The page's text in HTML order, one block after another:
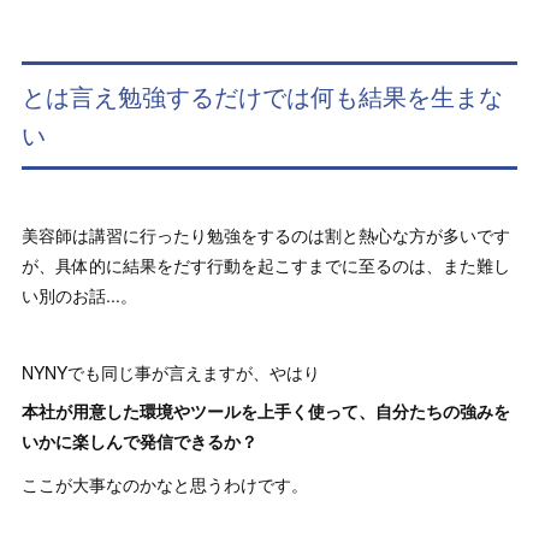
とは言え勉強するだけでは何も結果を生まな
い
美容師は講習に行ったり勉強をするのは割と熱心な方が多いです
が、具体的に結果をだす行動を起こすまでに至るのは、また難し
い別のお話...。
NYNYでも同じ事が言えますが、やはり
本社が用意した環境やツールを上手く使って、自分たちの強みを
いかに楽しんで発信できるか？
ここが大事なのかなと思うわけです。